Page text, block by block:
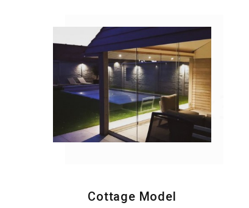
Cottage Model